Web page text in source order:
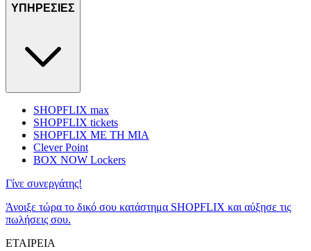
ΥΠΗΡΕΣΙΕΣ
SHOPFLIX max
SHOPFLIX tickets
SHOPFLIX ΜΕ ΤΗ ΜΙΑ
Clever Point
BOX NOW Lockers
Γίνε συνεργάτης!
Άνοιξε τώρα το δικό σου κατάστημα SHOPFLIX και αύξησε τις
πωλήσεις σου.
ΕΤΑΙΡΕΙΑ